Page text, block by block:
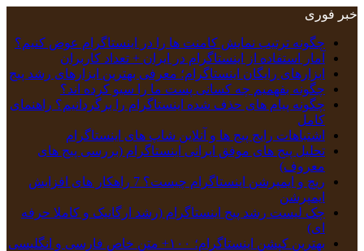
خبر فوری
چگونه ترتیب نمایش کامنت‌ ها را در اینستاگرام عوض کنیم؟
آمار استفاده از اینستاگرام در ایران + تعداد کاربران
ابزارهای رایگان اینستاگرام؛ معرفی بهترین ابزارهای رشد پیج
چگونه بفهمیم چه کسانی پست ما را سیو کرده اند؟
چگونه پیام‌ های حذف‌ شده اینستاگرام را برگردانیم؟ راهنمای
کامل
اشتباهات رایج پیج ها و آنلاین شاپ های اینستاگرام
تحلیل پیج‌ های موفق ایرانی اینستاگرام (بررسی پیج های
معروف)
ریچ و ایمپرشن اینستاگرام چیست؟ 7 راهکار های افزایش
ایمپرشن
چک‌ لیست رشد پیج اینستاگرام (رشد ارگانیک و کاملا حرفه
ای)
بهترین کپشن‌ اینستاگرام؛ ۱۰۰+ متن خاص فارسی و انگلیسی